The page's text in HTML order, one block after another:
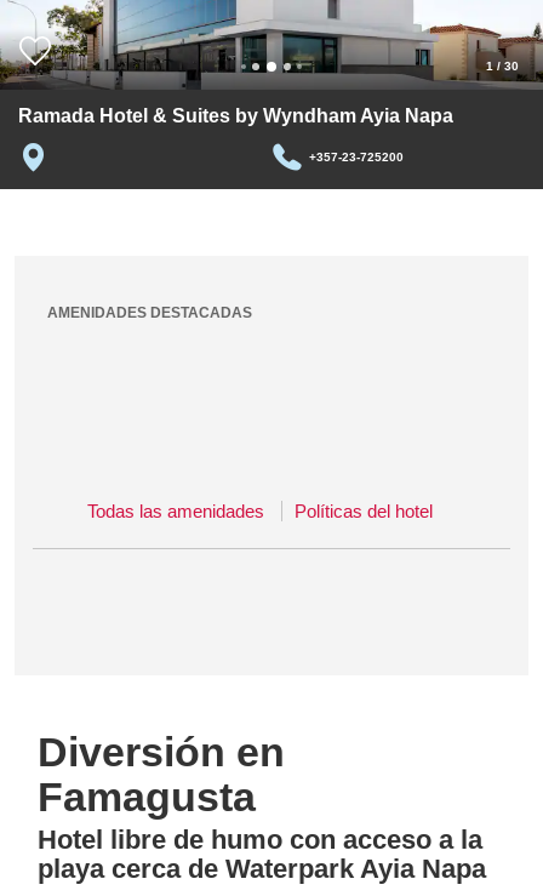
1/ 30
Ramada Hotel & Suites by Wyndham Ayia Napa
+357-23-725200
AMENIDADES DESTACADAS
Todas las amenidades Políticas del hotel
Diversión en
Famagusta
Hotel libre de humo con acceso a la
playa cerca de Waterpark Ayia Napa